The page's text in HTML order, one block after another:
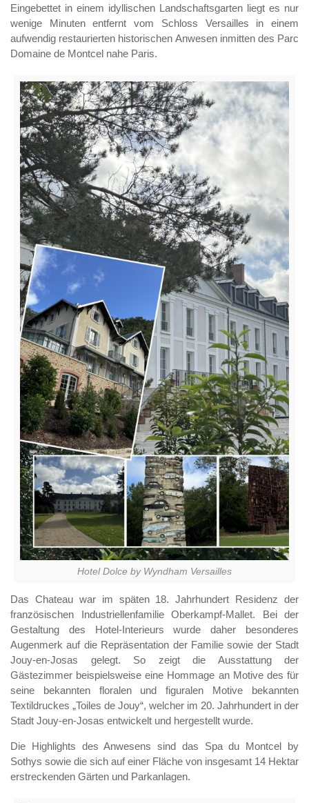
Eingebettet in einem idyllischen Landschaftsgarten liegt es nur
wenige Minuten entfernt vom Schloss Versailles in einem
aufwendig restaurierten historischen Anwesen inmitten des Parc
Domaine de Montcel nahe Paris.
Hotel Dolce by Wyndham Versailles
Das Chateau war im späten 18. Jahrhundert Residenz der
französischen Industriellenfamilie Oberkampf-Mallet. Bei der
Gestaltung des Hotel-Interieurs wurde daher besonderes
Augenmerk auf die Repräsentation der Familie sowie der Stadt
Jouy-en-Josas gelegt. So zeigt die Ausstattung der
Gästezimmer beispielsweise eine Hommage an Motive des für
seine bekannten floralen und figuralen Motive bekannten
Textildruckes „Toiles de Jouy“, welcher im 20. Jahrhundert in der
Stadt Jouy-en-Josas entwickelt und hergestellt wurde.
Die Highlights des Anwesens sind das Spa du Montcel by
Sothys sowie die sich auf einer Fläche von insgesamt 14 Hektar
erstreckenden Gärten und Parkanlagen.